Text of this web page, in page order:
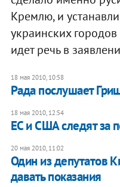
Кремлю, и
украинских
идет речь в
18 мая 2010, 10:58
Рада послушает
18 мая 2010, 12:54
ЕС и США следят за
20 мая 2010, 11:02
Один из депутатов
давать показания